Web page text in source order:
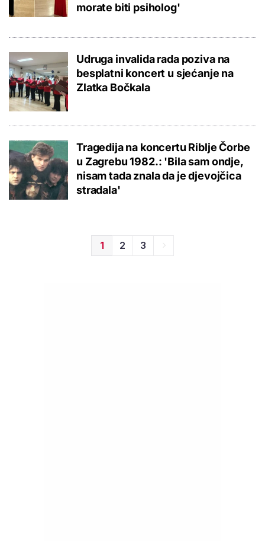
morate biti psiholog'
Udruga invalida rada poziva na
besplatni koncert u sjećanje na
Zlatka Bočkala
Tragedija na koncertu Riblje Čorbe
u Zagrebu 1982.: 'Bila sam ondje,
nisam tada znala da je djevojčica
stradala'
1 2 3